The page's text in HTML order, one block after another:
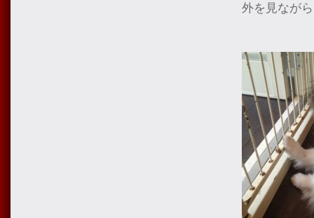
外を見なが